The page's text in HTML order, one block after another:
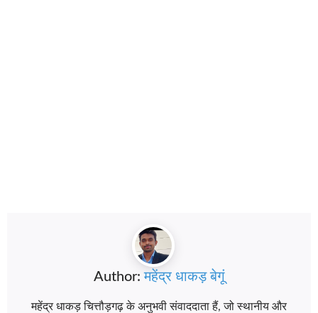
Author:महेंद्र धाकड़ बेगूं
महेंद्र धाकड़ चित्तौड़गढ़ के अनुभवी संवाददाता हैं, जो स्थानीय और